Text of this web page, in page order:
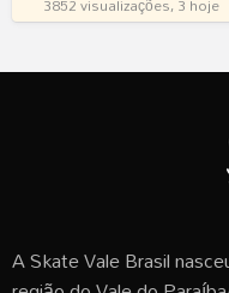
A Skate Vale Brasil